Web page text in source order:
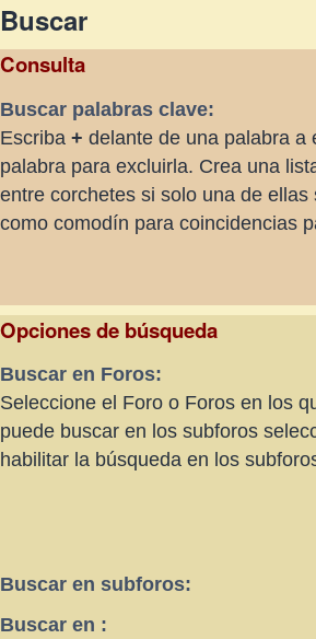
Buscar
Consulta
Buscar palabras clave:
Escriba + delante de una palabra a
palabra para excluirla. Crea una
entre corchetes si solo una de
como comodín para coincidencias
Opciones de búsqueda
Buscar en Foros:
Seleccione el Foro o Foros en los
puede buscar en los subforos
habilitar la búsqueda en los
Buscar en subforos:
Buscar en :